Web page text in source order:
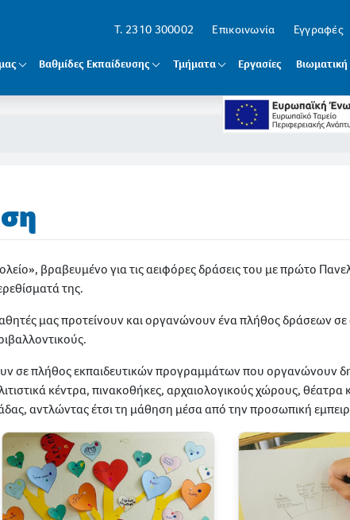
T. 2310 300002 Επικοινωνία Εγγραφές
Βαθμίδες Εκπαίδευσης Τμήματα Εργασίες
βραβευμένο για τις αειφόρες δράσεις του με πρώτο
της.
μας προτείνουν και οργανώνουν ένα πλήθος δράσεων σε
σε πλήθος εκπαιδευτικών προγραμμάτων που οργανώνουν
κέντρα, πινακοθήκες, αρχαιολογικούς χώρους,
αντλώντας έτσι τη μάθηση μέσα από την προσωπική